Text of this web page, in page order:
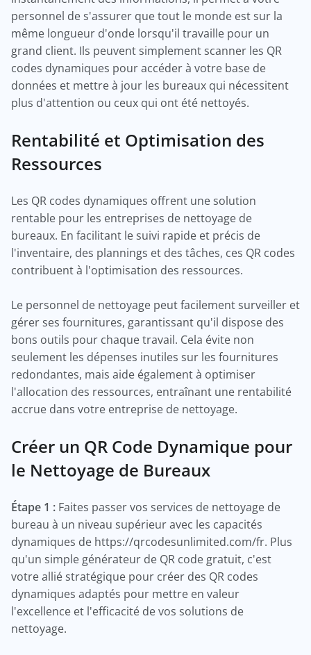
personnel de s'assurer que tout le monde est sur la
même longueur d'onde lorsqu'il travaille pour un
grand client. Ils peuvent simplement scanner les QR
codes dynamiques pour accéder à votre base de
données et mettre à jour les bureaux qui nécessitent
plus d'attention ou ceux qui ont été nettoyés.
Rentabilité et Optimisation des
Ressources
Les QR codes dynamiques offrent une solution
rentable pour les entreprises de nettoyage de
bureaux. En facilitant le suivi rapide et précis de
l'inventaire, des plannings et des tâches, ces QR codes
contribuent à l'optimisation des ressources.
Le personnel de nettoyage peut facilement surveiller et
gérer ses fournitures, garantissant qu'il dispose des
bons outils pour chaque travail. Cela évite non
seulement les dépenses inutiles sur les fournitures
redondantes, mais aide également à optimiser
l'allocation des ressources, entraînant une rentabilité
accrue dans votre entreprise de nettoyage.
Créer un QR Code Dynamique pour
le Nettoyage de Bureaux
Étape 1 : Faites passer vos services de nettoyage de
bureau à un niveau supérieur avec les capacités
dynamiques de https://qrcodesunlimited.com/fr. Plus
qu'un simple générateur de QR code gratuit, c'est
votre allié stratégique pour créer des QR codes
dynamiques adaptés pour mettre en valeur
l'excellence et l'efficacité de vos solutions de
nettoyage.